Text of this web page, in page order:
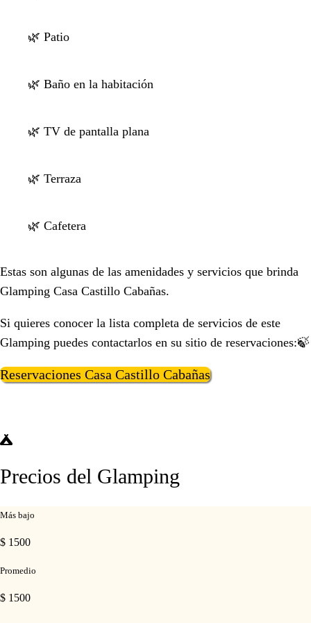
🌿 Patio
🌿 Baño en la habitación
🌿 TV de pantalla plana
🌿 Terraza
🌿 Cafetera
Estas son algunas de las amenidades y servicios que brinda
Glamping Casa Castillo Cabañas.
Si quieres conocer la lista completa de servicios de este
Glamping puedes contactarlos en su sitio de reservaciones:🍃
Reservaciones Casa Castillo Cabañas
Precios del Glamping
Más bajo
$ 1500
Promedio
$ 1500